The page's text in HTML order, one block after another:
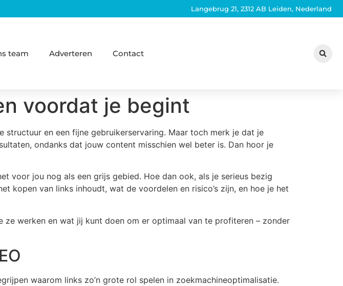
Langebrug 21, 2312 AB Leiden, Nederland
team Adverteren Contact
voordat je begint
en een fijne gebruikerservaring. Maar toch merk je dat je
ondanks dat jouw content misschien wel beter is. Dan hoor je
voor jou nog als een grijs gebied. Hoe dan ook, als je serieus bezig
kopen van links inhoudt, wat de voordelen en risico’s zijn, en hoe je het
werken en wat jij kunt doen om er optimaal van te profiteren – zonder
waarom links zo’n grote rol spelen in zoekmachineoptimalisatie.